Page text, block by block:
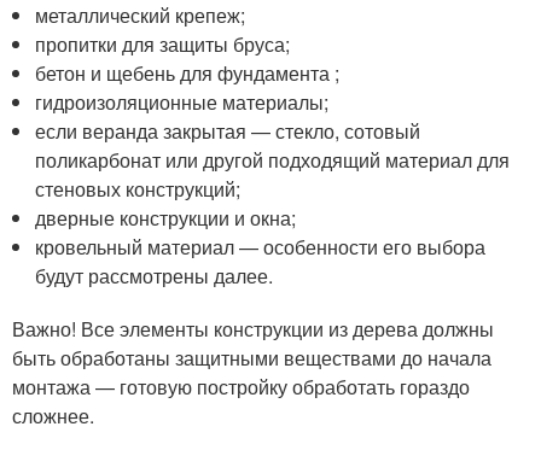
металлический крепеж;
пропитки для защиты бруса;
бетон и щебень для фундамента ;
гидроизоляционные материалы;
если веранда закрытая — стекло, сотовый
поликарбонат или другой подходящий материал для
стеновых конструкций;
дверные конструкции и окна;
кровельный материал — особенности его выбора
будут рассмотрены далее.
Важно! Все элементы конструкции из дерева должны
быть обработаны защитными веществами до начала
монтажа — готовую постройку обработать гораздо
сложнее.